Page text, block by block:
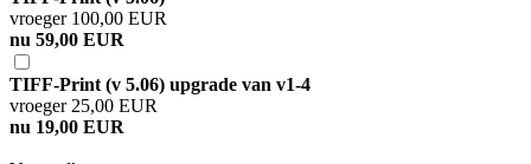
vroeger 100,00 EUR
nu 59,00 EUR
TIFF-Print (v 5.06) upgrade van v1-4
vroeger 25,00 EUR
nu 19,00 EUR